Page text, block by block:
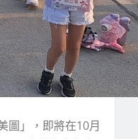
圖」，即將在10月